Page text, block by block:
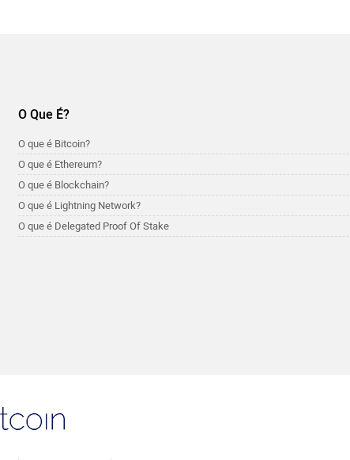
O Que É?
O que é Bitcoin?
O que é Ethereum?
O que é Blockchain?
O que é Lightning Network?
O que é Delegated Proof Of Stake